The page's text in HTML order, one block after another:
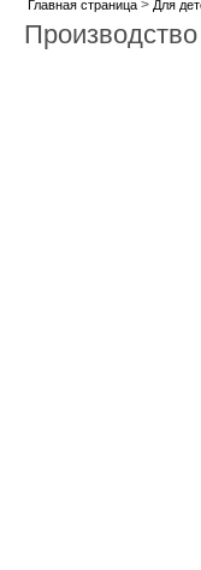
Главная страница> Для